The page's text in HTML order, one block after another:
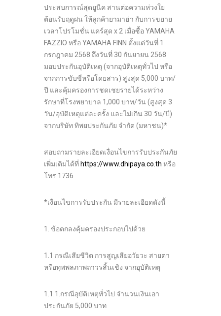
ประสบการณ์สุดยูนีค สานต่อความห่วงใย
ต้อนรับฤดูฝน ให้ลูกค้ายามาฮ่า กับการขยาย
เวลาโปรโมชั่น แคร์สุด x 2 เมื่อซื้อ YAMAHA
FAZZIO หรือ YAMAHA FINN ตั้งแต่วันที่ 1
กรกฎาคม 2568 ถึงวันที่ 30 กันยายน 2568
มอบประกันอุบัติเหตุ (จากอุบัติเหตุทั่วไป หรือ
จากการขับขี่หรือโดยสาร) สูงสุด 5,000 บาท/
ปี และคุ้มครองการชดเชยรายได้ระหว่าง
รักษาที่โรงพยาบาล 1,000 บาท/วัน (สูงสุด 3
วัน/อุบัติเหตุแต่ละครั้ง และไม่เกิน 30 วัน/ปี)
จากบริษัท ทิพยประกันภัย จำกัด (มหาชน)*
สอบถามรายละเอียดเงื่อนไขการรับประกันภัย
เพิ่มเติมได้ที่ https://www.dhipaya.co.th หรือ
โทร 1736
*เงื่อนไขการรับประกัน มีรายละเอียดดังนี้
1. ข้อตกลงคุ้มครองประกอบไปด้วย
1.1 กรณีเสียชีวิต การสูญเสียอวัยวะ สายตา
หรือทุพพลภาพถาวรสิ้นเชิง จากอุบัติเหตุ
1.1.1.กรณีอุบัติเหตุทั่วไป จำนวนเงินเอา
ประกันภัย 5,000 บาท